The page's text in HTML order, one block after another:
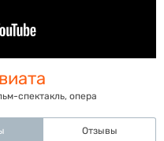
спектакль, опера
Отзывы